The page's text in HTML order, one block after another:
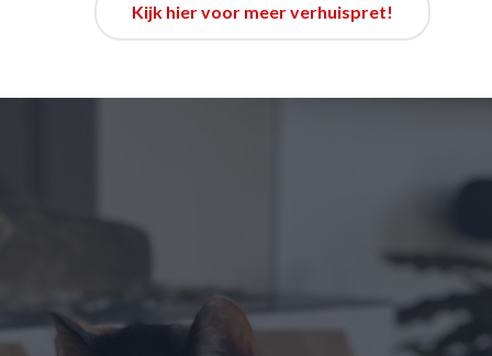
Kijk hier voor meer verhuispret!